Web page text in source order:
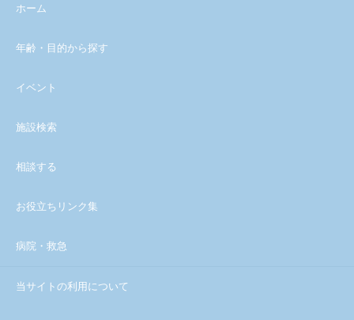
ホーム
年齢・目的から探す
イベント
施設検索
相談する
お役立ちリンク集
病院・救急
当サイトの利用について